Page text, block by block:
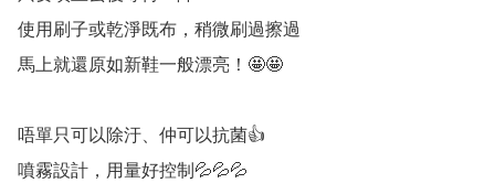
使用刷子或乾淨既布，稍微刷過擦過
馬上就還原如新鞋一般漂亮！🤩🤩
唔單只可以除汙、仲可以抗菌👍
噴霧設計，用量好控制💦💦💦